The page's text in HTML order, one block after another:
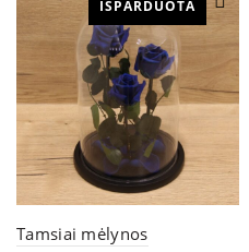
IŠPARDUOTA
Tamsiai mėlynos